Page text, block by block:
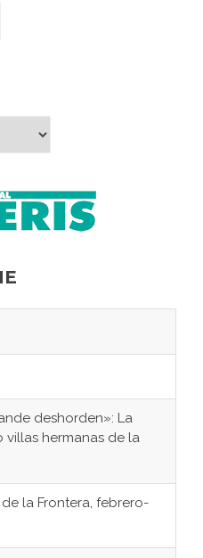
deshorden»: La
villas hermanas de la
de la Frontera, febrero-